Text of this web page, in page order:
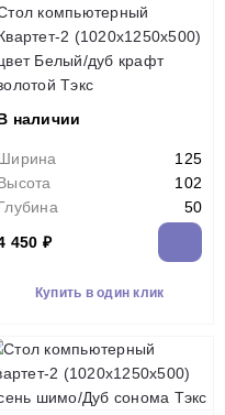
компьютерный
2 (1020х1250х500)
Белый/дуб крафт
Тэкс
наличии
125
102
50
450 ₽
Купить в один клик